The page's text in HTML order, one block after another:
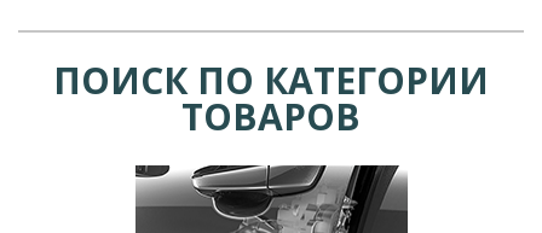
ПОИСК ПО КАТЕГОРИИ
ТОВАРОВ